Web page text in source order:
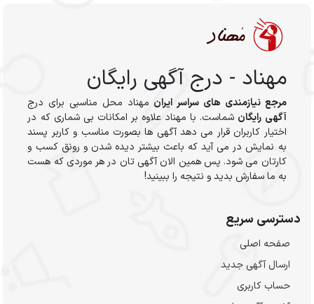
مهناد - درج آگهی رایگان
مرجع نیازمندی های سراسر ایران مهناد محل مناسبی برای درج
آگهی رایگان شماست. با مهناد علاوه بر امکانات بی شماری که در
اختیار کاربران قرار می دهد آگهی ها بصورت مناسب و کاربر پسند
به نمایش در می آید که باعث بیشتر دیده شدن و رونق کسب و
کارتان می شود. پس همین الان آگهی تان در هر موردی که هست
به ما سفارش بدید و نتیجه را ببینید!
دسترسی سریع
صفحه اصلی
ارسال‌ آگهی جدید
حساب کاربری